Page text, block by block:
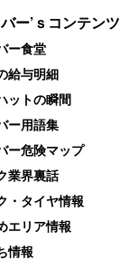
ー’ｓコンテンツ
ー食堂
給与明細
ットの瞬間
ー用語集
ー危険マップ
業界裏話
・タイヤ情報
エリア情報
情報